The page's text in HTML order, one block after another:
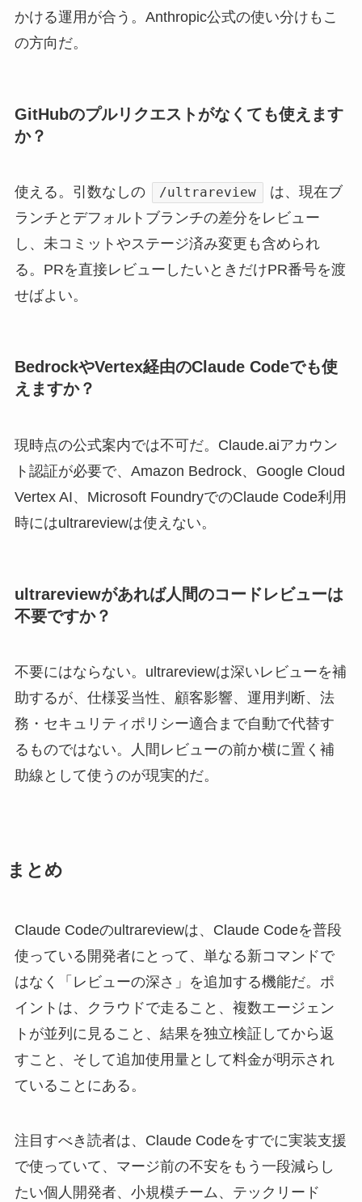
かける運用が合う。Anthropic公式の使い分けもこ
の方向だ。
GitHubのプルリクエストがなくても使えます
か？
使える。引数なしの /ultrareview
は、現在ブ
ランチとデフォルトブランチの差分をレビュー
し、未コミットやステージ済み変更も含められ
る。PRを直接レビューしたいときだけPR番号を渡
せばよい。
BedrockやVertex経由のClaude Codeでも使
えますか？
現時点の公式案内では不可だ。Claude.aiアカウン
ト認証が必要で、Amazon Bedrock、Google Cloud
Vertex AI、Microsoft FoundryでのClaude Code利用
時にはultrareviewは使えない。
ultrareviewがあれば人間のコードレビューは
不要ですか？
不要にはならない。ultrareviewは深いレビューを補
助するが、仕様妥当性、顧客影響、運用判断、法
務・セキュリティポリシー適合まで自動で代替す
るものではない。人間レビューの前か横に置く補
助線として使うのが現実的だ。
まとめ
Claude Codeのultrareviewは、Claude Codeを普段
使っている開発者にとって、単なる新コマンドで
はなく「レビューの深さ」を追加する機能だ。ポ
イントは、クラウドで走ること、複数エージェン
トが並列に見ること、結果を独立検証してから返
すこと、そして追加使用量として料金が明示され
ていることにある。
注目すべき読者は、Claude Codeをすでに実装支援
で使っていて、マージ前の不安をもう一段減らし
たい個人開発者、小規模チーム、テックリード